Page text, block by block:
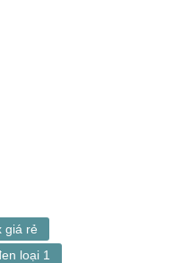
giá rẻ
loại 1